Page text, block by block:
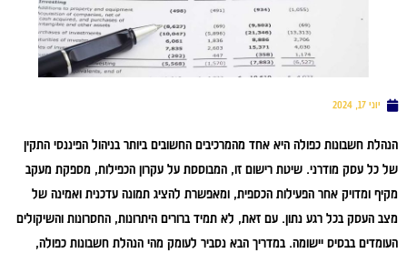
יוני 17, 2024
הנהלת חשבונות כפולה היא אחד מהמרכיבים החשובים ביותר בניהול הפיננסי התקין
של כל עסק מודרני. שיטת רישום זו, המבוססת על עקרון הכפילות, מספקת מעקב
מקיף ומדויק אחר הפעילות הכספית, ומאפשרת להציג תמונה עדכנית ואמינה של
מצב העסק בכל רגע נתון. עם זאת, לא תמיד ברורים היתרונות, החסרונות והשיקולים
העומדים בבסיס יישומה. במדריך הבא נסביר לעומק מהי הנהלת חשבונות כפולה,